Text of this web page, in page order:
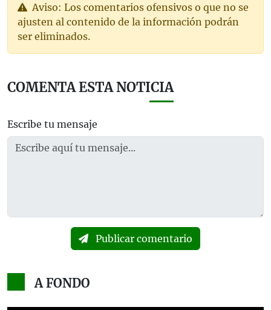
Aviso: Los comentarios ofensivos o que no se
ajusten al contenido de la información podrán
ser eliminados.
COMENTA ESTA NOTICIA
Escribe tu mensaje
Publicar comentario
A FONDO